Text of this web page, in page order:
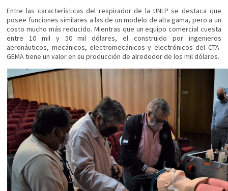
Entre las características del respirador de la UNLP se destaca que
posee funciones similares a las de un modelo de alta gama, pero a un
costo mucho más reducido. Mientras que un equipo comercial cuesta
entre 10 mil y 50 mil dólares, el construido por ingenieros
aeronáuticos, mecánicos, electromecánicos y electrónicos del CTA-
GEMA tiene un valor en su producción de alrededor de los mil dólares.